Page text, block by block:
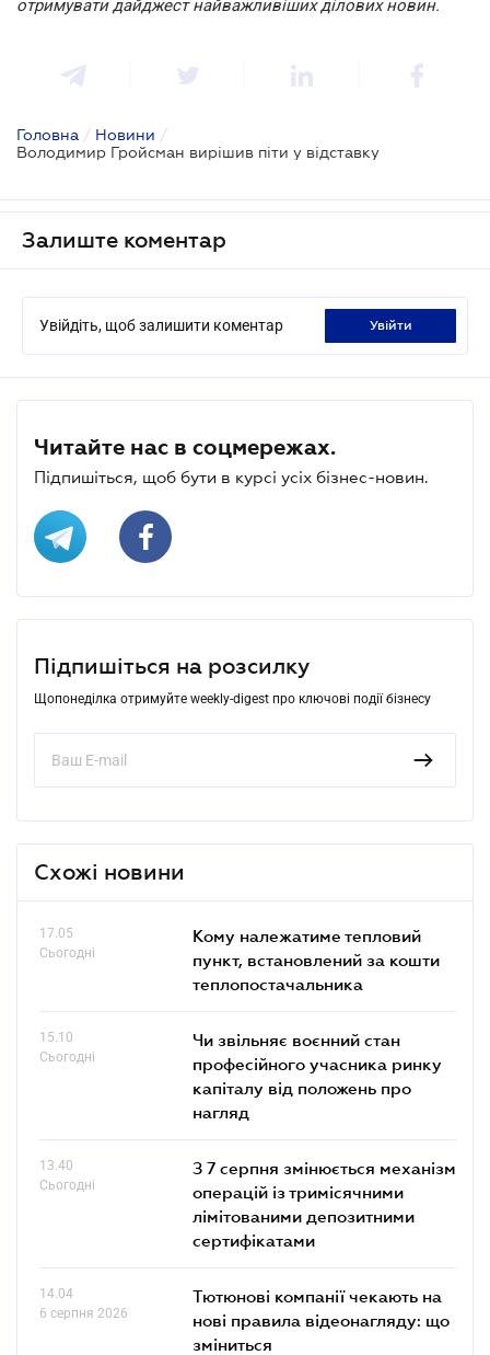
отримувати дайджест найважливіших ділових новин.
Головна / Новини /
Володимир Гройсман вирішив піти у відставку
Залиште коментар
Увійдіть, щоб залишити коментар увійти
Читайте нас в соцмережах.
Підпишіться, щоб бути в курсі усіх бізнес-новин.
Підпишіться на розсилку
Щопонеділка отримуйте weekly-digest про ключові події бізнесу
Схожі новини
17.05
Сьогодні
Кому належатиме тепловий
пункт, встановлений за кошти
теплопостачальника
15.10
Сьогодні
Чи звільняє воєнний стан
професійного учасника ринку
капіталу від положень про
нагляд
13.40
Сьогодні
З 7 серпня змінюється механізм
операцій із тримісячними
лімітованими депозитними
сертифікатами
14.04
6 серпня 2026
Тютюнові компанії чекають на
нові правила відеонагляду: що
зміниться